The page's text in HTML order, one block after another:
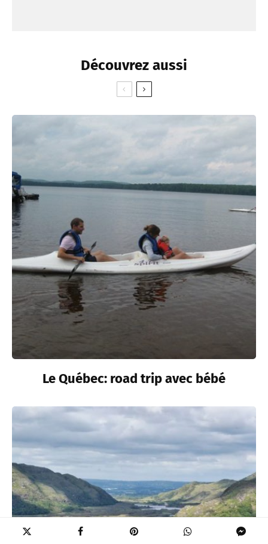
Découvrez aussi
Le Québec: road trip avec bébé